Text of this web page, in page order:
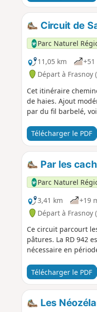
Circuit de
Parc Naturel
11,05 km
+51
Départ à Frasnoy
Cet itinéraire
de haies. Ajout
par du fil barbelé,
Télécharger le PDF
Par les
Parc Naturel
3,41 km
+19
Départ à Frasnoy
Ce circuit parcourt
pâtures. La RD 942
nécessaire en
Télécharger le PDF
Les